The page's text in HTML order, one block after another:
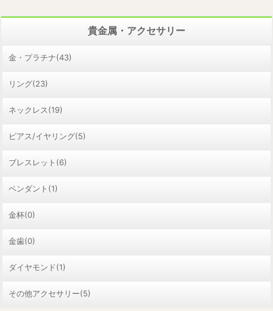
貴金属・アクセサリー
金・プラチナ(43)
リング(23)
ネックレス(19)
ピアス/イヤリング(5)
ブレスレット(6)
ペンダント(1)
金杯(0)
金歯(0)
ダイヤモンド(1)
その他アクセサリー(5)